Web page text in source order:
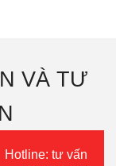
VÀ TƯ
Hotline: tư vấn